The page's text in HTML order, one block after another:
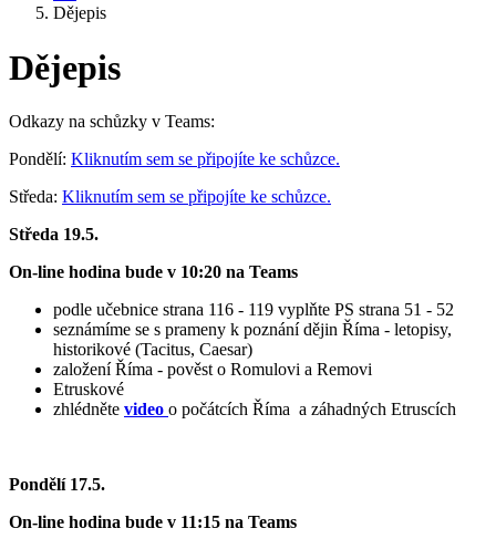
Dějepis
Dějepis
Odkazy na schůzky v Teams:
Pondělí: Kliknutím sem se připojíte ke schůzce.
Středa: Kliknutím sem se připojíte ke schůzce.
Středa 19.5.
On-line hodina bude v 10:20 na Teams
podle učebnice strana 116 - 119 vyplňte PS strana 51 - 52
seznámíme se s prameny k poznání dějin Říma - letopisy,
historikové (Tacitus, Caesar)
založení Říma - pověst o Romulovi a Removi
Etruskové
zhlédněte video o počátcích Říma a záhadných Etruscích
Pondělí 17.5.
On-line hodina bude v 11:15 na Teams